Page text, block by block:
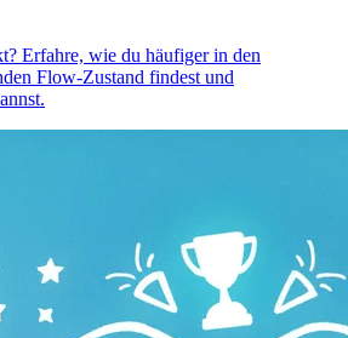
Erfahre, wie du häufiger in den
Flow-Zustand findest und